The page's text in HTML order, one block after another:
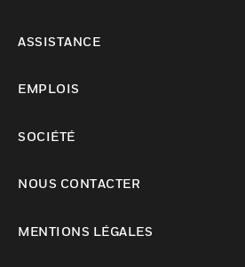
ASSISTANCE
EMPLOIS
SOCIÉTÉ
NOUS CONTACTER
MENTIONS LÉGALES